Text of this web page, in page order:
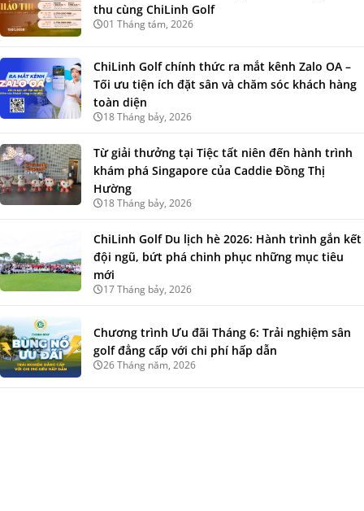
thu cùng ChiLinh Golf
01 Tháng tám, 2026
ChiLinh Golf chính thức ra mắt kênh Zalo OA –
Tối ưu tiện ích đặt sân và chăm sóc khách hàng
toàn diện
18 Tháng bảy, 2026
Từ giải thưởng tại Tiệc tất niên đến hành trình
khám phá Singapore của Caddie Đồng Thị
Hường
18 Tháng bảy, 2026
ChiLinh Golf Du lịch hè 2026: Hành trình gắn kết
đội ngũ, bứt phá chinh phục những mục tiêu
mới
17 Tháng bảy, 2026
Chương trình Ưu đãi Tháng 6: Trải nghiệm sân
golf đẳng cấp với chi phí hấp dẫn
26 Tháng năm, 2026